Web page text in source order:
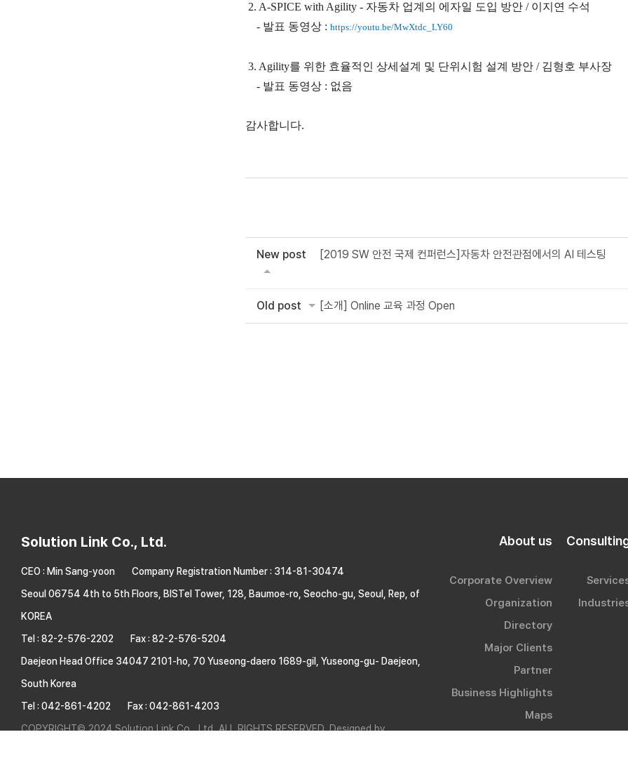
2. A-SPICE with Agility - 자동차 업계의 에자일 도입 방안 / 이지연 수석
- 발표 동영상 : https://youtu.be/MwXtdc_LY60
3. Agility를 위한 효율적인 상세설계 및 단위시험 설계 방안 / 김형호 부사장
- 발표 동영상 : 없음
감사합니다.
New post [2019 SW 안전 국제 컨퍼런스]자동차 안전관점에서의 AI 테스팅
Old post [소개] Online 교육 과정 Open
Solution Link Co., Ltd.
CEO : Min Sang-yoon
Company Registration Number : 314-81-30474
Seoul 06754 4th to 5th Floors, BISTel Tower, 128, Baumoe-ro, Seocho-gu, Seoul, Rep, of
KOREA
Tel : 82-2-576-2202
Fax : 82-2-576-5204
Daejeon Head Office 34047 2101-ho, 70 Yuseong-daero 1689-gil, Yuseong-gu- Daejeon,
South Korea
Tel : 042-861-4202
Fax : 042-861-4203
COPYRIGHT© 2024 Solution Link Co., Ltd. ALL RIGHTS RESERVED. Designed by
About us
Corporate Overview
Organization
Directory
Major Clients
Partner
Business Highlights
Maps